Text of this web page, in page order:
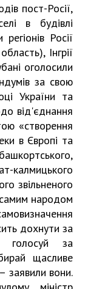
пост-Росії,
в будівлі
Росії
Інгрії
оголосили
за свою
України та
від'єднання
«створення
в Європі та
калмицького
звільненого
народом
дохнути за
за
щасливе
заявили вони.